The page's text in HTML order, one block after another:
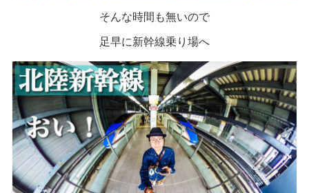
そんな時間も無いので
足早に新幹線乗り場へ